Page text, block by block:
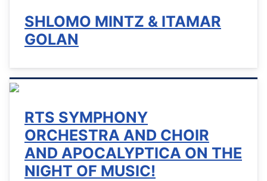
SHLOMO MINTZ & ITAMAR
GOLAN
RTS SYMPHONY
ORCHESTRA AND CHOIR
AND APOCALYPTICA ON THE
NIGHT OF MUSIC!